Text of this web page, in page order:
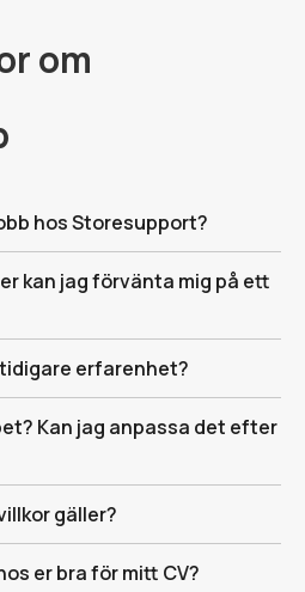
om
hos Storesupport?
kan jag förvänta mig på ett
erfarenhet?
Kan jag anpassa det efter
gäller?
er bra för mitt CV?